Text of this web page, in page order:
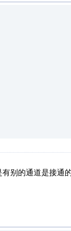
的通道是接通的